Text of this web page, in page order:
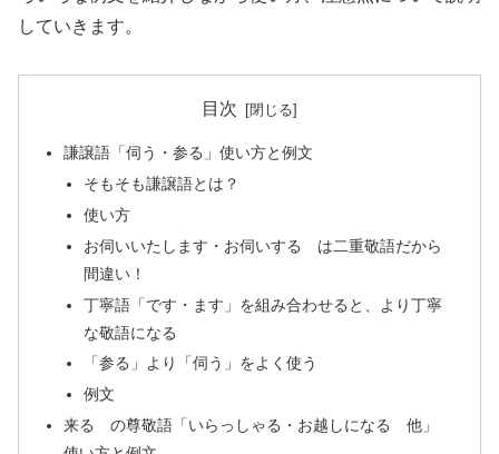
していきます。
目次
謙譲語「伺う・参る」使い方と例文
そもそも謙譲語とは？
使い方
お伺いいたします・お伺いする は二重敬語だから
間違い！
丁寧語「です・ます」を組み合わせると、より丁寧
な敬語になる
「参る」より「伺う」をよく使う
例文
来る の尊敬語「いらっしゃる・お越しになる 他」